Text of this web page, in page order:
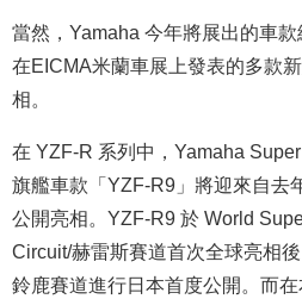
當然，Yamaha 今年將展出的車
在EICMA米蘭車展上發表的多款
相。
在 YZF-R 系列中，Yamaha
旗艦車款「YZF-R9」將迎來自去
公開亮相。YZF-R9 於 World
Circuit/赫雷斯賽道首次全球亮相
鈴鹿賽道進行日本首度公開。而